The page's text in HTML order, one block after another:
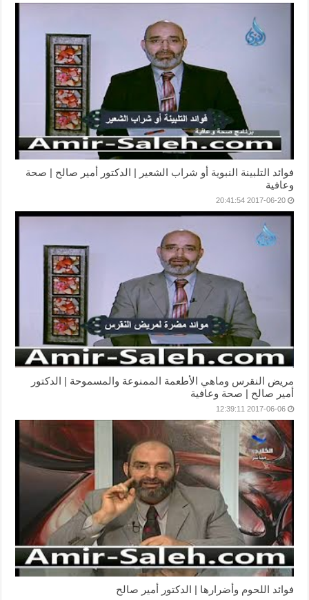
فوائد التلبينة النبوية أو شراب الشعير | الدكتور أمير صالح | صحة
وعافية
2017-06-20 20:41:54
مريض النقرس وماهي الأطعمة الممنوعة والمسموحة | الدكتور
أمير صالح | صحة وعافية
2017-06-06 12:39:11
فوائد اللحوم وأضرارها | الدكتور أمير صالح